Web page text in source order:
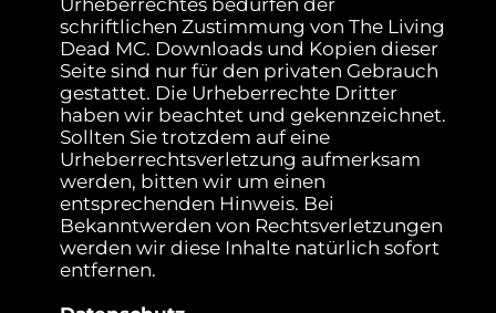
Urheberrechtes bedürfen der
schriftlichen Zustimmung von The Living
Dead MC. Downloads und Kopien dieser
Seite sind nur für den privaten Gebrauch
gestattet. Die Urheberrechte Dritter
haben wir beachtet und gekennzeichnet.
Sollten Sie trotzdem auf eine
Urheberrechtsverletzung aufmerksam
werden, bitten wir um einen
entsprechenden Hinweis. Bei
Bekanntwerden von Rechtsverletzungen
werden wir diese Inhalte natürlich sofort
entfernen.